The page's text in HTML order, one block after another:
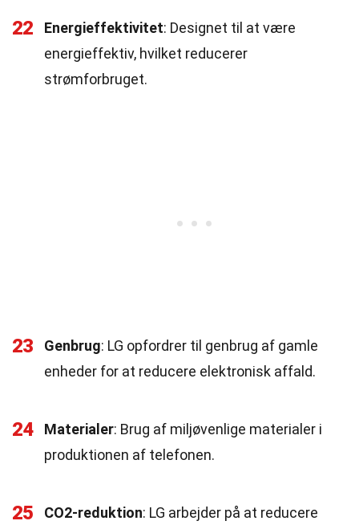
22 Energieffektivitet: Designet til at være
energieffektiv, hvilket reducerer
strømforbruget.
23 Genbrug: LG opfordrer til genbrug af gamle
enheder for at reducere elektronisk affald.
24 Materialer: Brug af miljøvenlige materialer i
produktionen af telefonen.
25 CO2-reduktion: LG arbejder på at reducere